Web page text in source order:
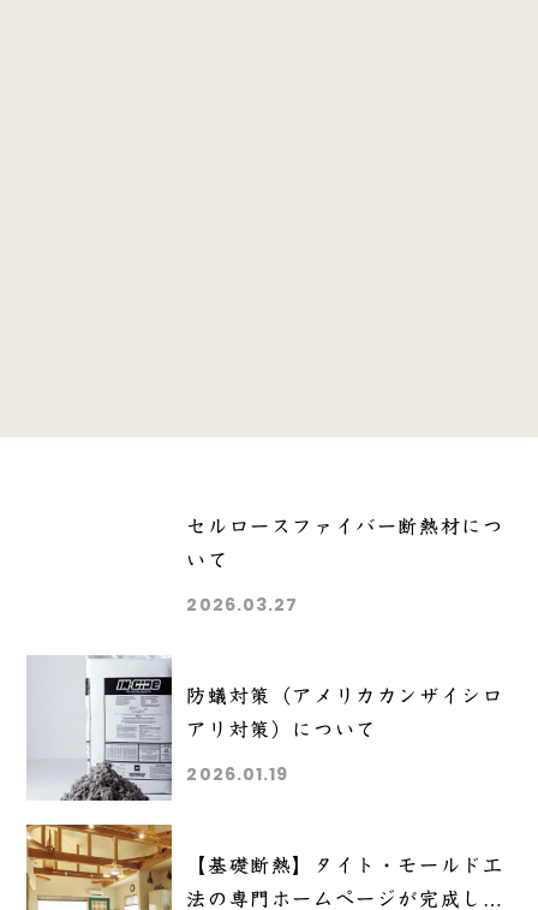
セルロースファイバー断熱材につ
いて
2026.03.27
防蟻対策（アメリカカンザイシロ
アリ対策）について
2026.01.19
【基礎断熱】タイト・モールド工
法の専門ホームページが完成しま